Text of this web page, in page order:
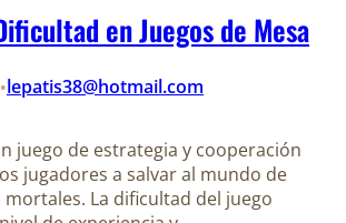
en Juegos de Mesa
•lepatis38@hotmail.com
juego de estrategia y cooperación
jugadores a salvar al mundo de
La dificultad del juego